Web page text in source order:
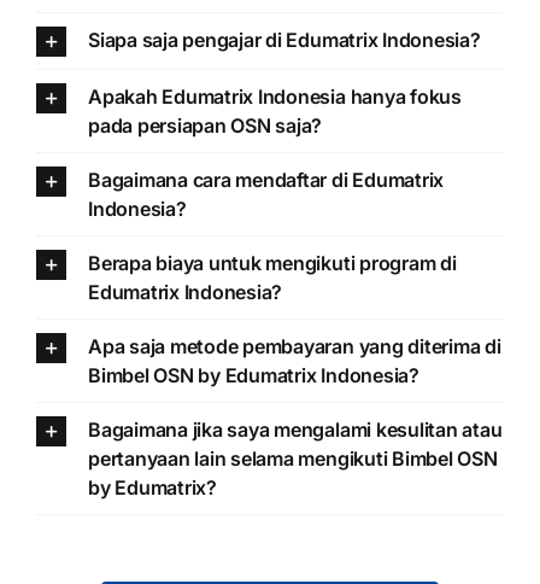
Siapa saja pengajar di Edumatrix Indonesia?
Apakah Edumatrix Indonesia hanya fokus
pada persiapan OSN saja?
Bagaimana cara mendaftar di Edumatrix
Indonesia?
Berapa biaya untuk mengikuti program di
Edumatrix Indonesia?
Apa saja metode pembayaran yang diterima di
Bimbel OSN by Edumatrix Indonesia?
Bagaimana jika saya mengalami kesulitan atau
pertanyaan lain selama mengikuti Bimbel OSN
by Edumatrix?